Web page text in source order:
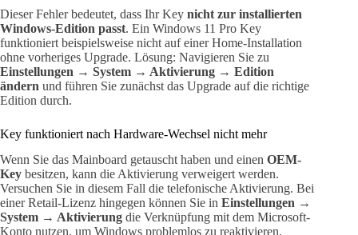
Dieser Fehler bedeutet, dass Ihr Key nicht zur installierten
Windows-Edition passt. Ein Windows 11 Pro Key
funktioniert beispielsweise nicht auf einer Home-Installation
ohne vorheriges Upgrade. Lösung: Navigieren Sie zu
Einstellungen → System → Aktivierung → Edition
ändern und führen Sie zunächst das Upgrade auf die richtige
Edition durch.
Key funktioniert nach Hardware-Wechsel nicht mehr
Wenn Sie das Mainboard getauscht haben und einen OEM-
Key besitzen, kann die Aktivierung verweigert werden.
Versuchen Sie in diesem Fall die telefonische Aktivierung. Bei
einer Retail-Lizenz hingegen können Sie in Einstellungen →
System → Aktivierung die Verknüpfung mit dem Microsoft-
Konto nutzen, um Windows problemlos zu reaktivieren.